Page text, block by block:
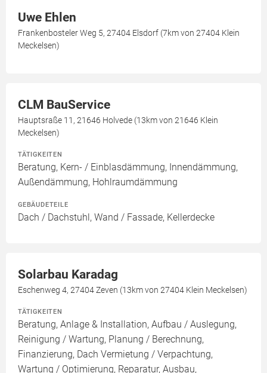
Uwe Ehlen
Frankenbosteler Weg 5, 27404 Elsdorf (7km von 27404 Klein
Meckelsen)
CLM BauService
Hauptsraße 11, 21646 Holvede (13km von 21646 Klein
Meckelsen)
TÄTIGKEITEN
Beratung, Kern- / Einblasdämmung, Innendämmung,
Außendämmung, Hohlraumdämmung
GEBÄUDETEILE
Dach / Dachstuhl, Wand / Fassade, Kellerdecke
Solarbau Karadag
Eschenweg 4, 27404 Zeven (13km von 27404 Klein Meckelsen)
TÄTIGKEITEN
Beratung, Anlage & Installation, Aufbau / Auslegung,
Reinigung / Wartung, Planung / Berechnung,
Finanzierung, Dach Vermietung / Verpachtung,
Wartung / Optimierung, Reparatur, Ausbau,